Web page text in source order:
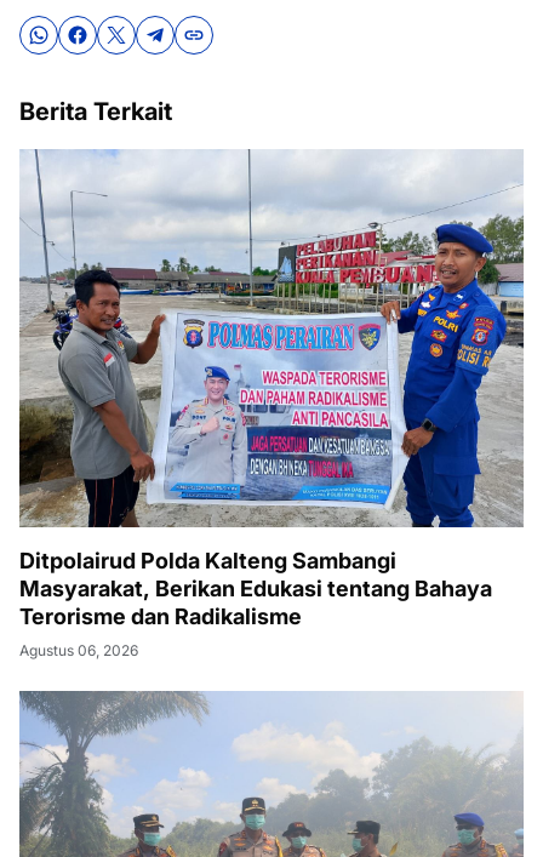
Berita Terkait
Ditpolairud Polda Kalteng Sambangi
Masyarakat, Berikan Edukasi tentang Bahaya
Terorisme dan Radikalisme
Agustus 06, 2026